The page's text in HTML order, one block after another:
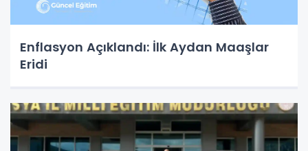
Enflasyon Açıklandı: İlk Aydan Maaşlar
Eridi